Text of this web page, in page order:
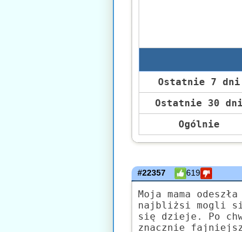
Ostatnie 7 dni
Ostatnie 30 dni
Ogólnie
#22357 619
Moja mama
najbliżsi mogli
się dzieje. Po
znacznie